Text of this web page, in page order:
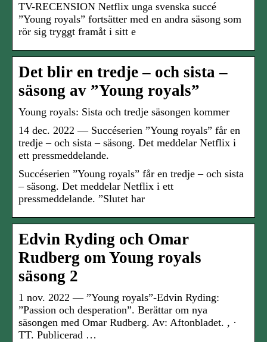
TV-RECENSION Netflix unga svenska succé
”Young royals” fortsätter med en andra säsong som
rör sig tryggt framåt i sitt e
Det blir en tredje – och sista –
säsong av ”Young royals”
Young royals: Sista och tredje säsongen kommer
14 dec. 2022 — Succéserien ”Young royals” får en
tredje – och sista – säsong. Det meddelar Netflix i
ett pressmeddelande.
Succéserien ”Young royals” får en tredje – och sista
– säsong. Det meddelar Netflix i ett
pressmeddelande. ”Slutet har
Edvin Ryding och Omar
Rudberg om Young royals
säsong 2
1 nov. 2022 — ”Young royals”-Edvin Ryding:
”Passion och desperation”. Berättar om nya
säsongen med Omar Rudberg. Av: Aftonbladet. , ·
TT. Publicerad …